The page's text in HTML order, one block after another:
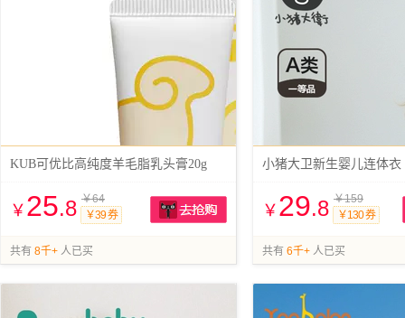
KUB可优比高纯度羊毛脂乳头膏20g
￥ 25.8 ￥64
￥39 券
共有 8千+ 人已买
小猪大卫新生婴儿连体衣
￥ 29.8 ￥159
￥130 券
共有 6千+ 人已买